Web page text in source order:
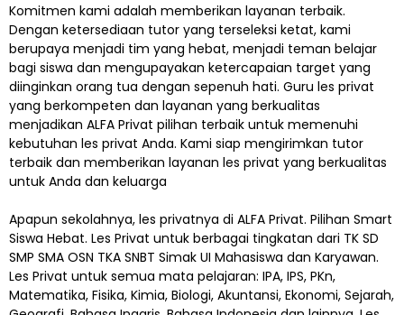
Komitmen kami adalah memberikan layanan terbaik.
Dengan ketersediaan tutor yang terseleksi ketat, kami
berupaya menjadi tim yang hebat, menjadi teman belajar
bagi siswa dan mengupayakan ketercapaian target yang
diinginkan orang tua dengan sepenuh hati. Guru les privat
yang berkompeten dan layanan yang berkualitas
menjadikan ALFA Privat pilihan terbaik untuk memenuhi
kebutuhan les privat Anda. Kami siap mengirimkan tutor
terbaik dan memberikan layanan les privat yang berkualitas
untuk Anda dan keluarga
Apapun sekolahnya, les privatnya di ALFA Privat. Pilihan Smart
Siswa Hebat. Les Privat untuk berbagai tingkatan dari TK SD
SMP SMA OSN TKA SNBT Simak UI Mahasiswa dan Karyawan.
Les Privat untuk semua mata pelajaran: IPA, IPS, PKn,
Matematika, Fisika, Kimia, Biologi, Akuntansi, Ekonomi, Sejarah,